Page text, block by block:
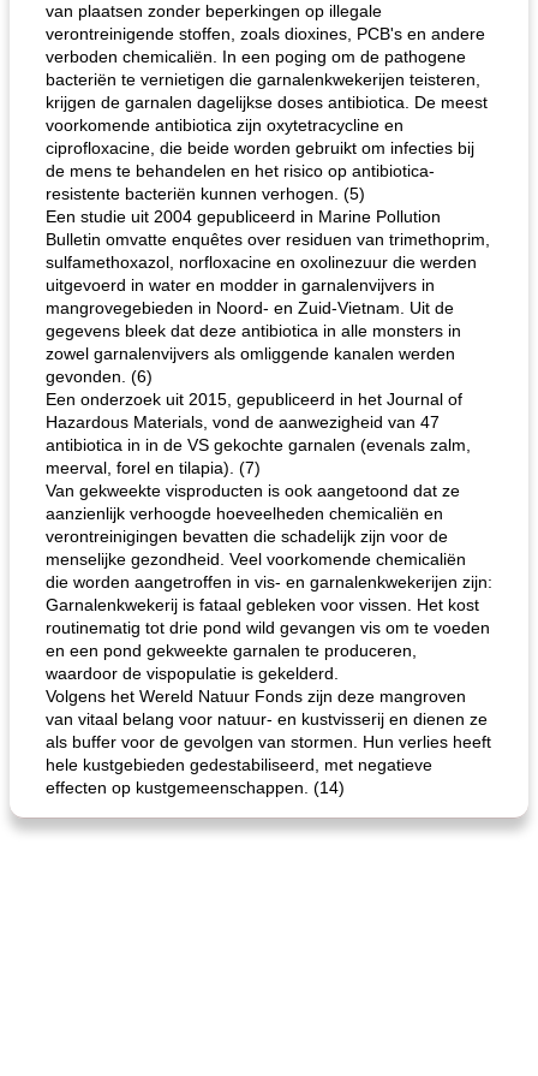
van plaatsen zonder beperkingen op illegale
verontreinigende stoffen, zoals dioxines, PCB's en andere
verboden chemicaliën. In een poging om de pathogene
bacteriën te vernietigen die garnalenkwekerijen teisteren,
krijgen de garnalen dagelijkse doses antibiotica. De meest
voorkomende antibiotica zijn oxytetracycline en
ciprofloxacine, die beide worden gebruikt om infecties bij
de mens te behandelen en het risico op antibiotica-
resistente bacteriën kunnen verhogen. (5)
Een studie uit 2004 gepubliceerd in Marine Pollution
Bulletin omvatte enquêtes over residuen van trimethoprim,
sulfamethoxazol, norfloxacine en oxolinezuur die werden
uitgevoerd in water en modder in garnalenvijvers in
mangrovegebieden in Noord- en Zuid-Vietnam. Uit de
gegevens bleek dat deze antibiotica in alle monsters in
zowel garnalenvijvers als omliggende kanalen werden
gevonden. (6)
Een onderzoek uit 2015, gepubliceerd in het Journal of
Hazardous Materials, vond de aanwezigheid van 47
antibiotica in in de VS gekochte garnalen (evenals zalm,
meerval, forel en tilapia). (7)
Van gekweekte visproducten is ook aangetoond dat ze
aanzienlijk verhoogde hoeveelheden chemicaliën en
verontreinigingen bevatten die schadelijk zijn voor de
menselijke gezondheid. Veel voorkomende chemicaliën
die worden aangetroffen in vis- en garnalenkwekerijen zijn:
Garnalenkwekerij is fataal gebleken voor vissen. Het kost
routinematig tot drie pond wild gevangen vis om te voeden
en een pond gekweekte garnalen te produceren,
waardoor de vispopulatie is gekelderd.
Volgens het Wereld Natuur Fonds zijn deze mangroven
van vitaal belang voor natuur- en kustvisserij en dienen ze
als buffer voor de gevolgen van stormen. Hun verlies heeft
hele kustgebieden gedestabiliseerd, met negatieve
effecten op kustgemeenschappen. (14)